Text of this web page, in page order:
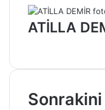
ATİLLA
Sonrakini